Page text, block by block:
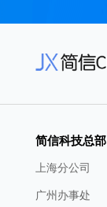
简信科技总部
上海分公司
广州办事处